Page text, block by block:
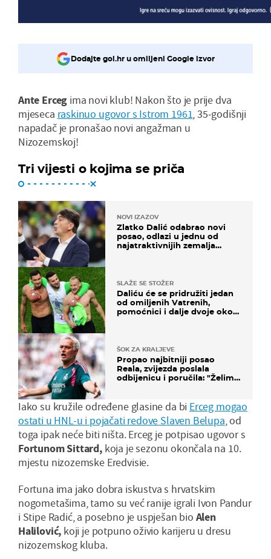
Dodajte gol.hr u omiljeni Google izvor
Ante Erceg ima novi klub! Nakon što je prije dva
mjeseca raskinuo ugovor s Istrom 1961, 35-godišnji
napadač je pronašao novi angažman u
Nizozemskoj!
Tri vijesti o kojima se priča
NOVI IZAZOV
Zlatko Dalić odabrao novi
posao, odlazi u jednu od
najatraktivnijih zemalja
SLAŽE SE STOŽER
Daliću će se pridružiti jedan
od omiljenih Vatrenih,
pomoćnici i dalje dvoje oko
ŠOK ZA KRALJEVE
Propao najbitniji posao
Reala, zvijezda poslala
odbijenicu i poručila: "Želim
Iako su kružile određene glasine da bi Erceg mogao
ostati u HNL-u i pojačati redove Slaven Belupa, od
toga ipak neće biti ništa. Erceg je potpisao ugovor s
Fortunom Sittard,koja je sezonu okončala na 10.
mjestu nizozemske Eredvisie.
Fortuna ima jako dobra iskustva s hrvatskim
nogometašima, tamo su već ranije igrali Ivon Pandur
i Stipe Radić, a posebno je uspješan bio Alen
Halilović, koji je potpuno oživio karijeru u dresu
nizozemskog kluba.